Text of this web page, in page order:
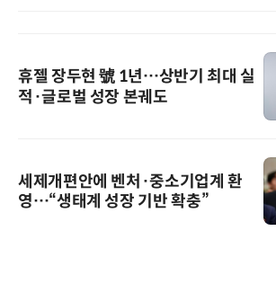
휴젤 장두현 號 1년…상반기 최대 실
적·글로벌 성장 본궤도
세제개편안에 벤처·중소기업계 환
영…“생태계 성장 기반 확충”